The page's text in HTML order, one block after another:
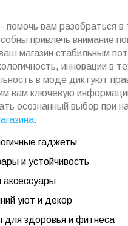
помочь вам разобраться в
привлечь внимание
магазин стабильным
инновации в
в моде диктуют
вам ключевую
осознанный выбор при
.
гаджеты
и устойчивость
аксессуары
уют и декор
для здоровья и фитнеса